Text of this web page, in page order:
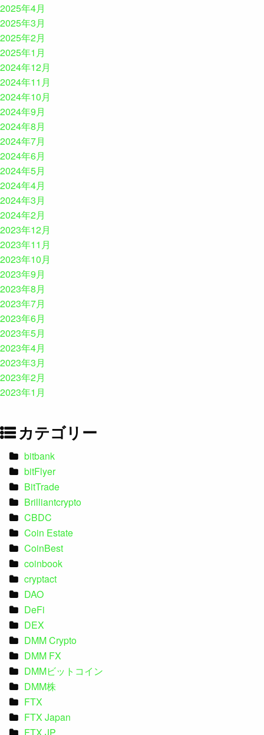
2025年4月
2025年3月
2025年2月
2025年1月
2024年12月
2024年11月
2024年10月
2024年9月
2024年8月
2024年7月
2024年6月
2024年5月
2024年4月
2024年3月
2024年2月
2023年12月
2023年11月
2023年10月
2023年9月
2023年8月
2023年7月
2023年6月
2023年5月
2023年4月
2023年3月
2023年2月
2023年1月
カテゴリー
bitbank
bitFlyer
BitTrade
Brilliantcrypto
CBDC
Coin Estate
CoinBest
coinbook
cryptact
DAO
DeFi
DEX
DMM Crypto
DMM FX
DMMビットコイン
DMM株
FTX
FTX Japan